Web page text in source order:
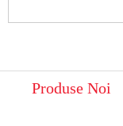
Produse Noi